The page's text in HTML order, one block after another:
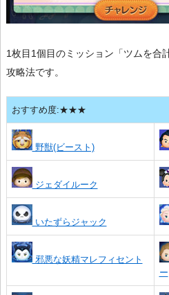
1枚目1個目のミッション「ツムを合
攻略法です。
おすすめ度:★★★
野獣(ビースト)
ジェダイルーク
いたずらジャック
邪悪な妖精マレフィセント
ー